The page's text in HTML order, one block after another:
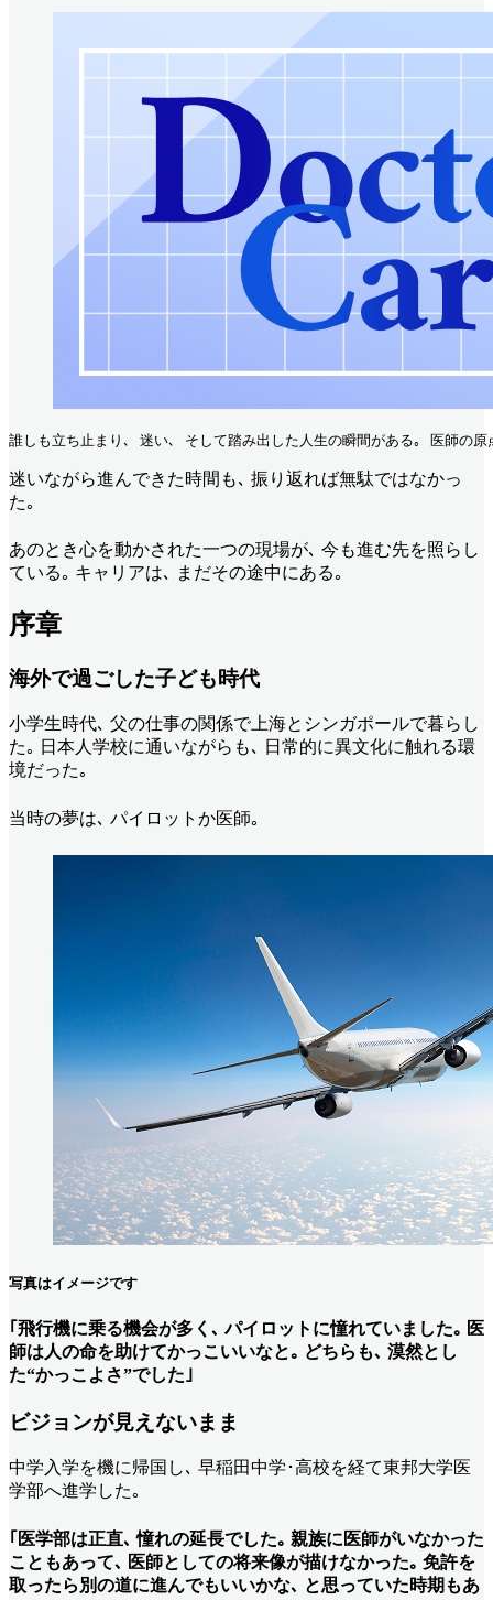
誰しも立ち止まり､ 迷い､ そして踏み出した人生の瞬間がある｡ 医師
迷いながら進んできた時間も､ 振り返れば無駄ではなかっ
た｡
あのとき心を動かされた一つの現場が､ 今も進む先を照らし
ている｡ キャリアは､ まだその途中にある｡
序章
海外で過ごした子ども時代
小学生時代､ 父の仕事の関係で上海とシンガポールで暮らし
た｡ 日本人学校に通いながらも､ 日常的に異文化に触れる環
境だった｡
当時の夢は､ パイロットか医師｡
写真はイメージです
｢飛行機に乗る機会が多く､ パイロットに憧れていました｡ 医
師は人の命を助けてかっこいいなと｡ どちらも､ 漠然とし
た“かっこよさ”でした｣
ビジョンが見えないまま
中学入学を機に帰国し､ 早稲田中学･高校を経て東邦大学医
学部へ進学した｡
｢医学部は正直､ 憧れの延長でした｡ 親族に医師がいなかった
こともあって､ 医師としての将来像が描けなかった｡ 免許を
取ったら別の道に進んでもいいかな､ と思っていた時期もあ